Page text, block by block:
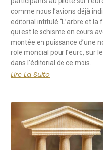
comme nous l’avions déjà
editorial intitulé “L’arbre et
qui est le schisme en cours
montée en puissance d’une
rôle mondial pour l’euro, sur
dans l’éditorial de ce mois.
Lire La Suite